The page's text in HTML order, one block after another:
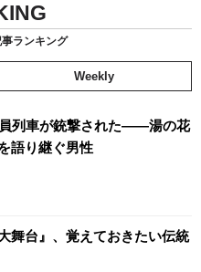
ランキング
Weekly
列車が銃撃された――湯の花
語り継ぐ男性
舞台』、覚えておきたい伝統